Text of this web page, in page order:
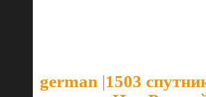
german |1503